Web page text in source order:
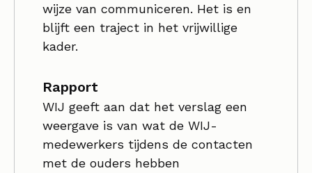
wijze van communiceren. Het is en
blijft een traject in het vrijwillige
kader.
Rapport
WIJ geeft aan dat het verslag een
weergave is van wat de WIJ-
medewerkers tijdens de contacten
met de ouders hebben